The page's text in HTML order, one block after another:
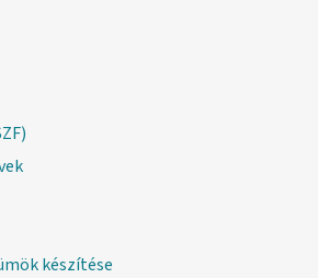
készítése